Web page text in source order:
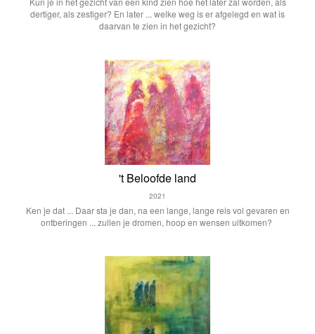
dertiger, als zestiger? En later ... welke weg is er afgelegd en wat is
daarvan te zien in het gezicht?
't Beloofde land
2021
Ken je dat ... Daar sta je dan, na een lange, lange reis vol gevaren en
ontberingen ... zullen je dromen, hoop en wensen uitkomen?